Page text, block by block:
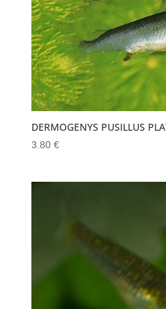
DERMOGENYS PUSILLUS
3.80 €